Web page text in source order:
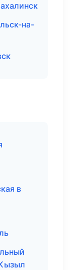
на-
в